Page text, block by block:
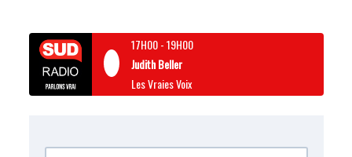
17H00-19H00
Judith Beller
Les Vraies Voix